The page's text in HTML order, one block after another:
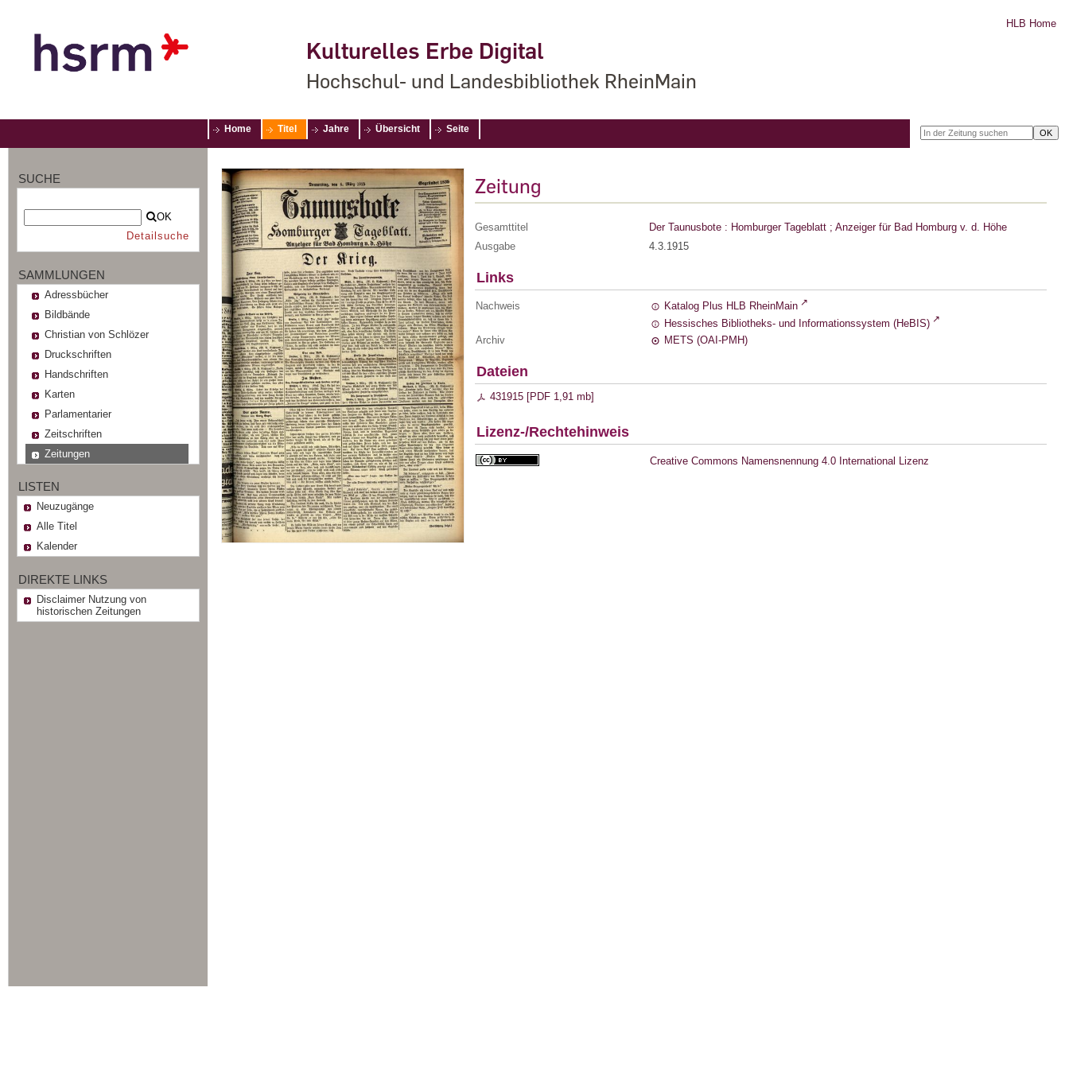
Kulturelles Erbe Digital
Hochschul- und Landesbibliothek RheinMain
HLB Home
Home Titel Jahre Übersicht Seite
SUCHE
OK
Detailsuche
SAMMLUNGEN
Adressbücher
Bildbände
Christian von Schlözer
Druckschriften
Handschriften
Karten
Parlamentarier
Zeitschriften
Zeitungen
LISTEN
Neuzugänge
Alle Titel
Kalender
DIREKTE LINKS
Disclaimer Nutzung von
historischen Zeitungen
Zeitung
Gesamttitel
Der Taunusbote : Homburger Tageblatt ; Anzeiger für Bad Homburg v. d. Höhe
Ausgabe
4.3.1915
Links
Nachweis
Katalog Plus HLB RheinMain
Hessisches Bibliotheks- und Informationssystem (HeBIS)
Archiv
METS (OAI-PMH)
Dateien
431915 [PDF 1,91 mb]
Lizenz-/Rechtehinweis
Creative Commons Namensnennung 4.0 International Lizenz